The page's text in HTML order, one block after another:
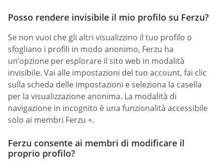
Posso rendere invisibile il mio profilo su Ferzu?
Se non vuoi che gli altri visualizzino il tuo profilo o
sfogliano i profili in modo anonimo, Ferzu ha
un’opzione per esplorare il sito web in modalità
invisibile. Vai alle impostazioni del tuo account, fai clic
sulla scheda delle impostazioni e seleziona la casella
per la visualizzazione anonima. La modalità di
navigazione in incognito è una funzionalità accessibile
solo ai membri Ferzu +.
Ferzu consente ai membri di modificare il
proprio profilo?